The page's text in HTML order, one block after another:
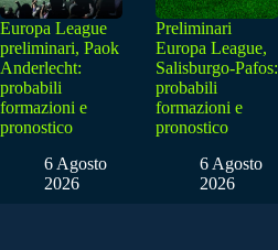
Europa League
preliminari, Paok
Anderlecht:
probabili
formazioni e
pronostico
6 Agosto
2026
Preliminari
Europa League,
Salisburgo-Pafos:
probabili
formazioni e
pronostico
6 Agosto
2026